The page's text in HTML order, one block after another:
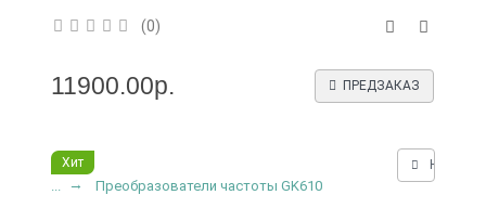
(0)
11900.00р. ПРЕДЗАКАЗ
Хит Нашли
Преобразователи частоты GK610